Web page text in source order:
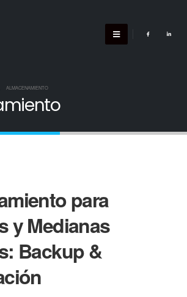
ALMACENAMIENTO
para
y Medianas
Backup &